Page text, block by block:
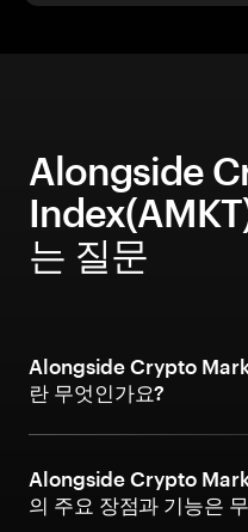
Alongside
는 질문
Alongside Crypto
란 무엇인가요?
Alongside Crypto
의 주요 장점과 기능은